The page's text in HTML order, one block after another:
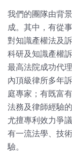
我們的團隊由背
成。其中，有從
對知識產權法及
科研及知識產權
最高法院成功代
內頂級律所多年
庭專家；有既富
法務及律師經驗
尤擅專利效力爭
有一流法學、技
驗。